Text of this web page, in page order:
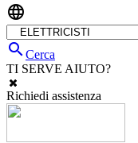

Cerca
TI SERVE AIUTO?
Richiedi assistenza